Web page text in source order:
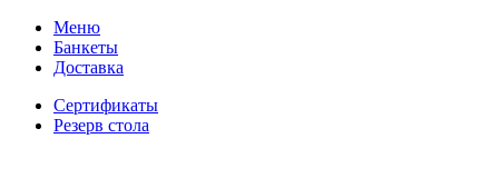
Меню
Банкеты
Доставка
Сертификаты
Резерв стола